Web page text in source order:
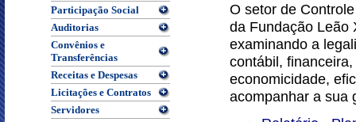
Participação Social
Auditorias
Convênios e
Transferências
Receitas e Despesas
Licitações e Contratos
Servidores
O setor de
da Fundação Leão
examinando a
contábil,
economicidade,
acompanhar a sua